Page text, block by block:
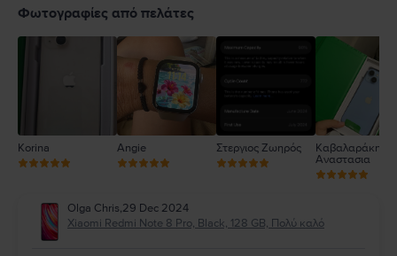
4
2
1
Φωτογραφίες από πελάτες
Korina Angie Στεργιος Ζωηρός
Καβαλαράκη
Αναστασια
Olga Chris,29 Dec 2024
Xiaomi Redmi Note 8 Pro, Black, 128 GB, Πολύ καλό